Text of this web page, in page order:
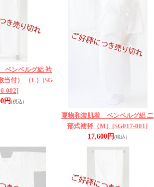
ベンベルグ絽 衿
当付） （L） [SG
002]
円(税込)
夏物和装肌着 ベンベルグ絽 二
部式襦袢（M） [SG017-001]
17,600円(税込)